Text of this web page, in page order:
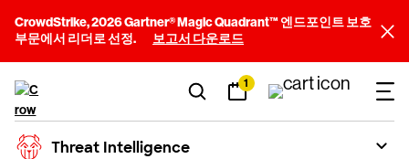
CrowdStrike, 2026 Gartner® Magic Quadrant™ 엔드포인트 보호
부문에서 리더로 선정.
보고서 다운로드
1
Threat Intelligence